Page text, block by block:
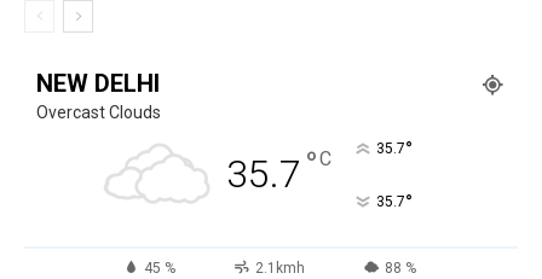
NEW DELHI
Overcast Clouds
35.7 °C 35.7°
35.7°
45 % 2.1kmh 88 %